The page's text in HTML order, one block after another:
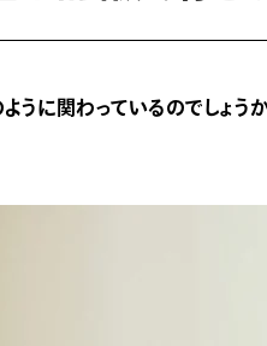
に関わっているのでしょうか